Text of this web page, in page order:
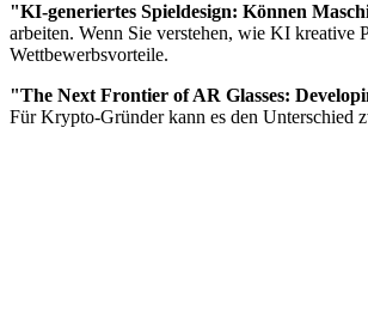
"KI-generiertes Spieldesign: Können
arbeiten. Wenn Sie verstehen, wie KI kreative
Wettbewerbsvorteile.
"The Next Frontier of AR Glasses:
Für Krypto-Gründer kann es den Unterschied